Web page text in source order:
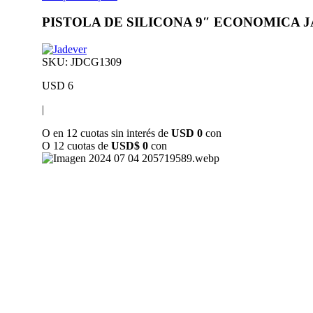
PISTOLA DE SILICONA 9″ ECONOMICA
SKU: JDCG1309
USD 6
|
O en 12 cuotas sin interés de USD 0 con
O 12 cuotas de USD$ 0 con